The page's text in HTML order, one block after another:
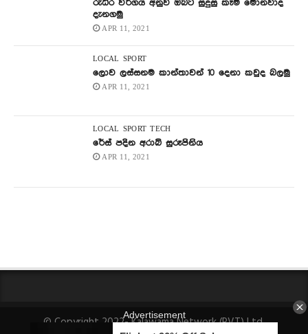
රුධිර වර්ගය අනුව ඔබට සුදුසු කෑම මොනවාද
දැනගමු
APR 11, 2021
LOCAL SPORT
ලොව ලස්සනම කාන්තාවන් 10 දෙනා කවුද බලමු
APR 11, 2021
LOCAL SPORT TECH
රේස් පදින අරාබි සුරූපිනිය
APR 11, 2021
© Copyright 2022- Kalawama Network (PVT) Ltd.